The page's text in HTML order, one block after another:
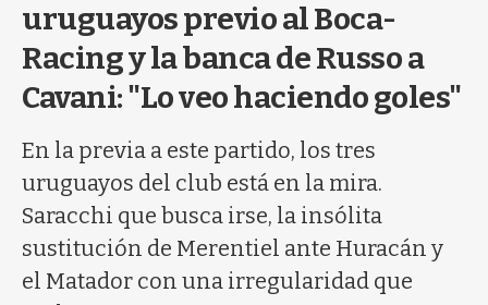
u
uruguayos previo al Boca-
Racing y la banca de Russo a
Cavani: "Lo veo haciendo goles"
En la previa a este partido, los tres
uruguayos del club está en la mira.
Saracchi que busca irse, la insólita
sustitución de Merentiel ante Huracán y
el Matador con una irregularidad que